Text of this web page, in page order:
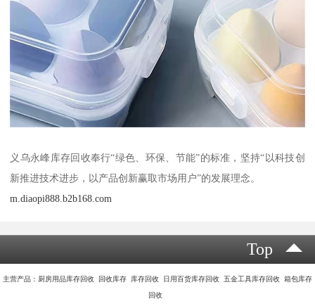
义乌永峰库存回收奉行“绿色、环保、节能”的标准，坚持“以科技创
新推进技术进步，以产品创新赢取市场用户”的发展理念。
m.diaopi888.b2b168.com
Top
主营产品：厨房用品库存回收 回收库存 库存回收 日用百货库存回收 五金工具库存回收 箱包库存
回收